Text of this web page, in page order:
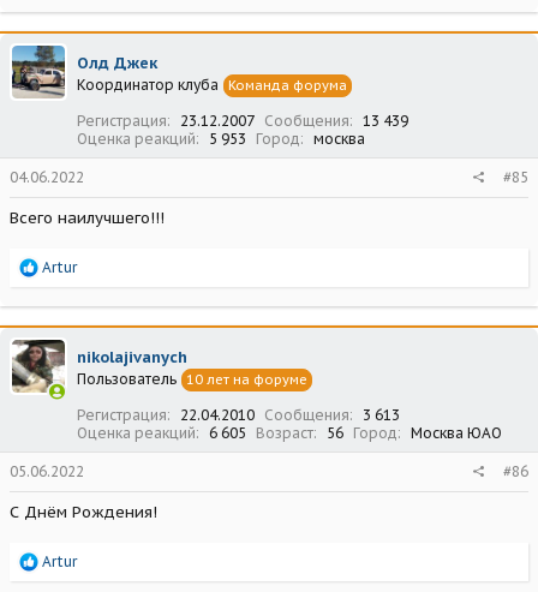
а
к
ц
и
и
Олд Джек
Координатор клуба Команда форума
Регистрация 23.12.2007 Сообщения
13 439
Оценка реакций
5 953 Город москва
04.06.2022 #85
Всего наилучшего!!!
Р
а
к
ц
и
и
Artur
nikolajivanych
Пользователь 10 лет на форуме
Регистрация 22.04.2010 Сообщения
3 613
Оценка реакций
6 605 Возраст 56 Город Москва ЮАО
05.06.2022 #86
С Днём Рождения!
Р
Artur